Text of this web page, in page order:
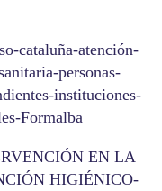
EN LA
HIGIÉNICO-